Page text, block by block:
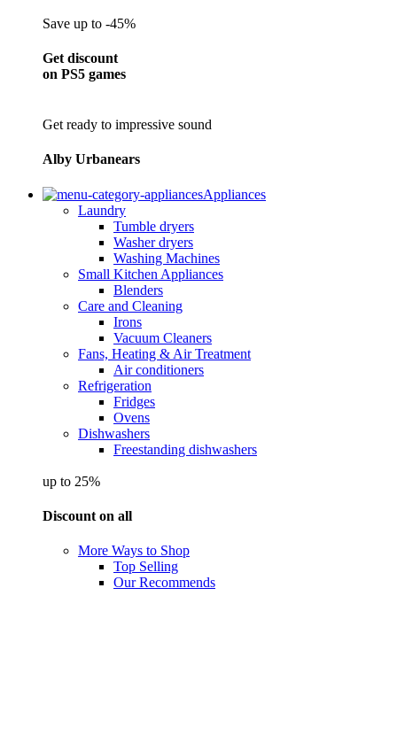
Save up to -45%
Get discount
on PS5 games
Get ready to impressive sound
Alby Urbanears
Appliances
Laundry
Tumble dryers
Washer dryers
Washing Machines
Small Kitchen Appliances
Blenders
Care and Cleaning
Irons
Vacuum Cleaners
Fans, Heating & Air Treatment
Air conditioners
Refrigeration
Fridges
Ovens
Dishwashers
Freestanding dishwashers
up to 25%
Discount on all
More Ways to Shop
Top Selling
Our Recommends